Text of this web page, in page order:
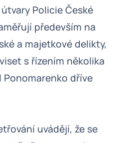
Policie České
především na
a majetkové delikty,
s řízením několika
dříve
uvádějí, že se